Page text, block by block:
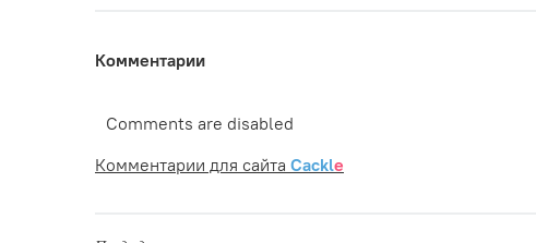
Комментарии
Comments are disabled
Комментарии для сайта Cackle